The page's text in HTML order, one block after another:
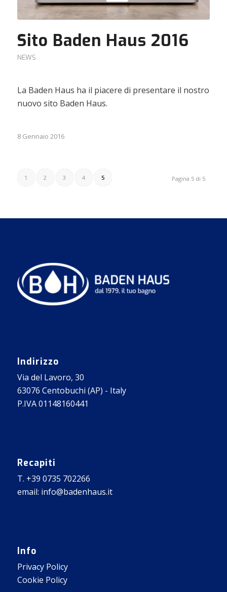
Sito Baden Haus 2016
NEWS
La Baden Haus ha il piacere di presentare il nostro
nuovo sito Baden Haus.
8 Gennaio 2016
Pagina 5 di 5
1 2 3 4 5
Indirizzo
Via del Lavoro, 30
63076 Centobuchi (AP) - Italy
P.IVA 01148160441
Recapiti
T. +39 0735 702266
email: info@badenhaus.it
Info
Privacy Policy
Cookie Policy